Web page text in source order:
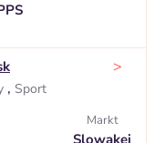
, Sport
>
Markt
Slowakei